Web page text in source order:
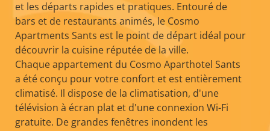
et les départs rapides et pratiques. Entouré de
bars et de restaurants animés, le Cosmo
Apartments Sants est le point de départ idéal pour
découvrir la cuisine réputée de la ville.
Chaque appartement du Cosmo Aparthotel Sants
a été conçu pour votre confort et est entièrement
climatisé. Il dispose de la climatisation, d'une
télévision à écran plat et d'une connexion Wi-Fi
gratuite. De grandes fenêtres inondent les